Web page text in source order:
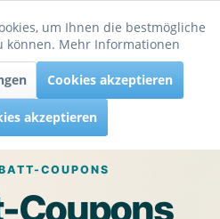
Aktiv
Inaktiv
um Ihnen die bestmögliche
können. Mehr Informationen
Cookies akzeptieren
akzeptieren